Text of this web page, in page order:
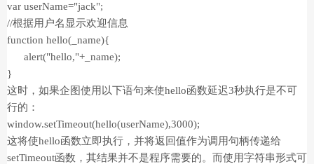
var userName="jack";
//根据用户名显示欢迎信息
function hello(_name){
alert("hello,"+_name);
}
这时，如果企图使用以下语句来使hello函数延迟3秒执行是不可
行的：
window.setTimeout(hello(userName),3000);
这将使hello函数立即执行，并将返回值作为调用句柄传递给
setTimeout函数，其结果并不是程序需要的。而使用字符串形式可